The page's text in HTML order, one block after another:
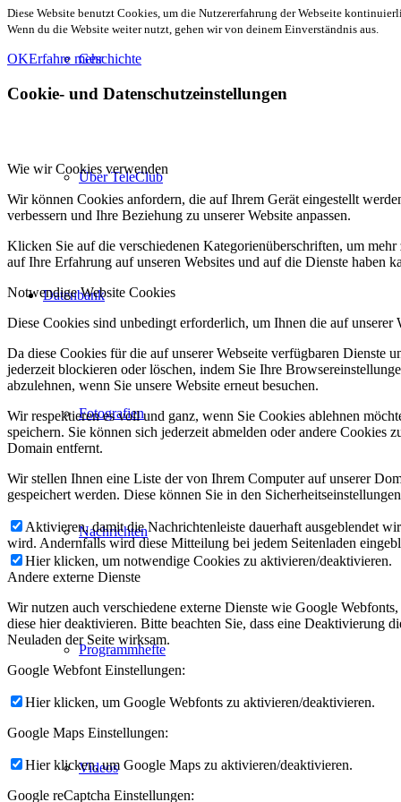
Geschichte
Über TeleClub
Datenbank
Fotografien
Nachrichten
Programmhefte
Videos
Diese Website benutzt Cookies, um die Nutzererfahrung der Webseite
Wenn du die Website weiter nutzt, gehen wir von deinem Einverständnis aus.
OKErfahre mehr
Cookie- und Datenschutzeinstellungen
Wie wir Cookies verwenden
Wir können Cookies anfordern, die auf Ihrem Gerät eingestellt
verbessern und Ihre Beziehung zu unserer Website anpassen.
Klicken Sie auf die verschiedenen Kategorienüberschriften, um
auf Ihre Erfahrung auf unseren Websites und auf die Dienste haben
Notwendige Website Cookies
Diese Cookies sind unbedingt erforderlich, um Ihnen die auf
Da diese Cookies für die auf unserer Webseite verfügbaren
jederzeit blockieren oder löschen, indem Sie Ihre
abzulehnen, wenn Sie unsere Website erneut besuchen.
Wir respektieren es voll und ganz, wenn Sie Cookies ablehnen
speichern. Sie können sich jederzeit abmelden oder andere Cookies
Domain entfernt.
Wir stellen Ihnen eine Liste der von Ihrem Computer auf unserer
gespeichert werden. Diese können Sie in den
Aktivieren, damit die Nachrichtenleiste dauerhaft ausgeblendet
wird. Andernfalls wird diese Mitteilung bei jedem Seitenladen
Hier klicken, um notwendige Cookies zu aktivieren/deaktivieren.
Andere externe Dienste
Wir nutzen auch verschiedene externe Dienste wie Google
diese hier deaktivieren. Bitte beachten Sie, dass eine Deaktivierung
Neuladen der Seite wirksam.
Google Webfont Einstellungen:
Hier klicken, um Google Webfonts zu aktivieren/deaktivieren.
Google Maps Einstellungen:
Hier klicken, um Google Maps zu aktivieren/deaktivieren.
Google reCaptcha Einstellungen: